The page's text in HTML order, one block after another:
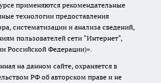
применяются рекомендательные
технологии предоставления
систематизации и анализа сведений,
пользователей сети "Интернет",
Российской Федерации)».
на данном сайте, охраняется в
РФ об авторском праве и не